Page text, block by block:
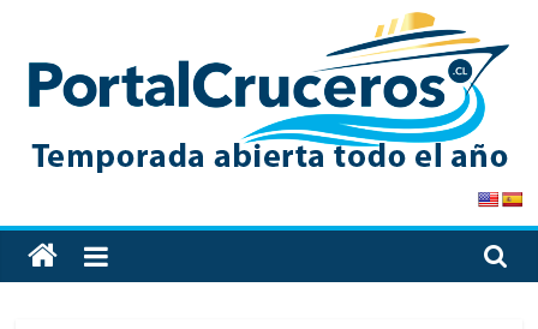
content
PortalCruceros
Toda
la